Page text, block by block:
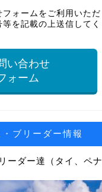
フォームをご利用いただ
を記載の上送信してく
い合わせ
ォーム
ブリーダー情報
ーダー達（タイ、ペナ